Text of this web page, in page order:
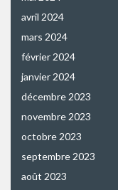
avril 2024
mars 2024
février 2024
janvier 2024
décembre 2023
novembre 2023
octobre 2023
septembre 2023
août 2023